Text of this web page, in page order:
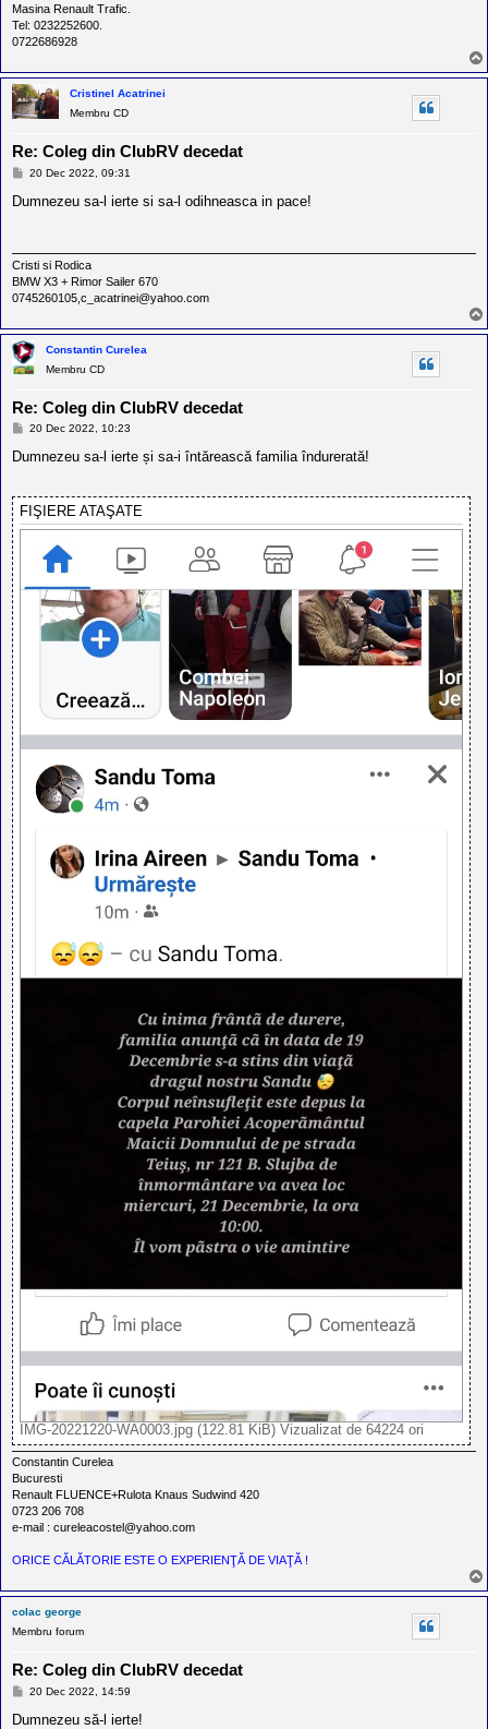
Masina Renault Trafic.
Tel: 0232252600.
0722686928
Cristinel Acatrinei
Membru CD
Re: Coleg din ClubRV decedat
M
s
20 Dec 2022, 09:31
Dumnezeu sa-l ierte si sa-l odihneasca in pace!
Cristi si Rodica
BMW X3 + Rimor Sailer 670
0745260105,c_acatrinei@yahoo.com
Constantin Curelea
Membru CD
Re: Coleg din ClubRV decedat
M
s
20 Dec 2022, 10:23
Dumnezeu sa-l ierte și sa-i întărească familia îndurerată!
FIŞIERE ATAŞATE
IMG-20221220-WA0003.jpg (122.81 KiB) Vizualizat de 64224 ori
Constantin Curelea
Bucuresti
Renault FLUENCE+Rulota Knaus Sudwind 420
0723 206 708
e-mail : cureleacostel@yahoo.com
ORICE CĂLĂTORIE ESTE O EXPERIENŢĂ DE VIAŢĂ !
colac george
Membru forum
Re: Coleg din ClubRV decedat
M
s
20 Dec 2022, 14:59
Dumnezeu să-l ierte!